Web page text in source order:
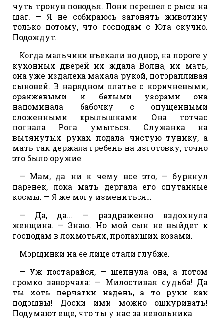
чуть тронув поводья. Пони перешел с рыси на
шаг. — Я не собираюсь загонять животину
только потому, что господам с Юга скучно.
Подождут.
Когда мальчики въехали во двор, на пороге у
кухонных дверей их ждала Волна, их мать,
она уже издалека махала рукой, поторапливая
сыновей. В нарядном платье с коричневыми,
оранжевыми и белыми узорами она
напоминала бабочку с опущенными
сложенными крылышками. Она тотчас
погнала Рога умыться. Служанка на
вытянутых руках подала чистую тунику, а
мать так держала гребень на изготовку, точно
это было оружие.
— Мам, да ни к чему все это, — буркнул
паренек, пока мать дергала его спутанные
космы. — Я же могу измениться…
— Да, да… — раздраженно вздохнула
женщина. — Знаю. Но мой сын не выйдет к
господам в лохмотьях, пропахших козами.
Морщинки на ее лице стали глубже.
— Уж постарайся, — шепнула она, а потом
громко заворчала: — Милостивая судьба! Да
ты хоть перчатки надень, а то руки как
подошвы! Доски ими можно ошкуривать!
Подумают еще, что ты у нас за невольника!